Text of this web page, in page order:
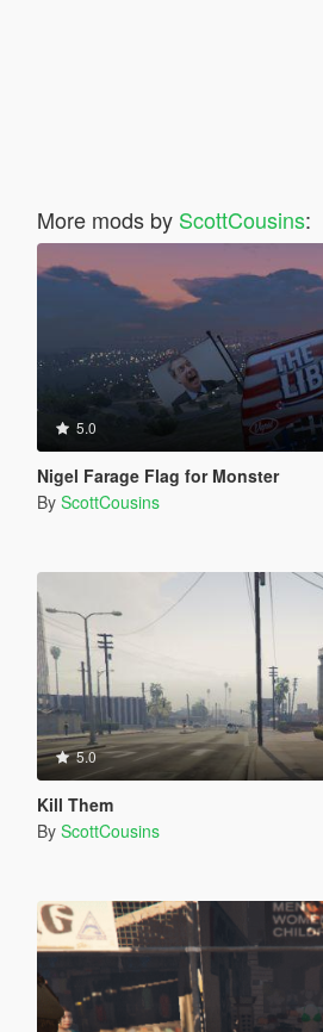
More mods by ScottCousins:
5.0
Nigel Farage Flag for Monster
By ScottCousins
5.0
Kill Them
By ScottCousins